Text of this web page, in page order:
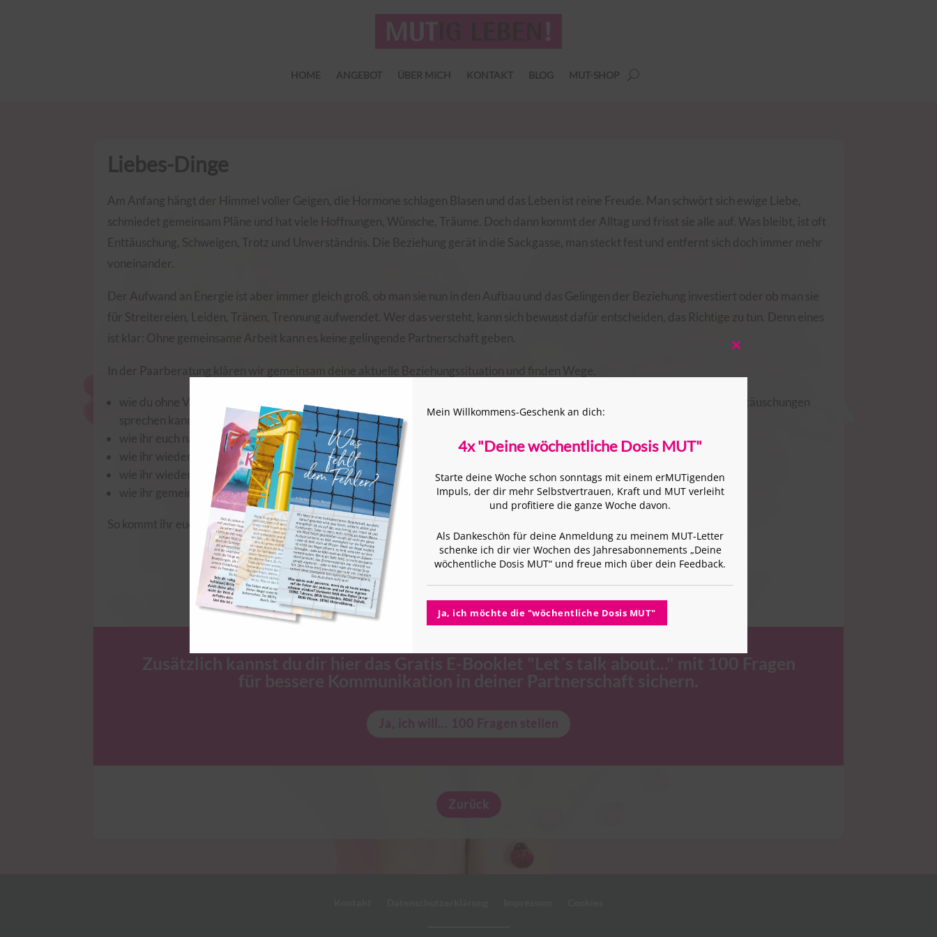
HOME ANGEBOT ÜBER MICH KONTAKT BLOG MUT-SHOP
Liebes-Dinge
Am Anfang hängt der Himmel voller Geigen, die Hormone schlagen Blasen und das Leben ist reine Freude. Man schwört sich ewige Liebe,
schmiedet gemeinsam Pläne und hat viele Hoffnungen, Wünsche, Träume. Doch dann kommt der Alltag und frisst sie alle auf. Was bleibt, ist oft
Enttäuschung, Schweigen, Trotz und Unverständnis. Die Beziehung gerät in die Sackgasse, man steckt fest und entfernt sich doch immer mehr
voneinander.
Der Aufwand an Energie ist aber immer gleich groß, ob man sie nun in den Aufbau und das Gelingen der Beziehung investiert oder ob man sie
für Streitereien, Leiden, Tränen, Trennung aufwendet. Wer das versteht, kann sich bewusst dafür entscheiden, das Richtige zu tun. Denn eines
ist klar: Ohne gemeinsame Arbeit kann es keine gelingende Partnerschaft geben.
In der Paarberatung klären wir gemeinsam deine aktuelle Beziehungssituation und finden Wege,
wie du ohne Vorwürfe und Schuldzuweisungen wieder mit deinem Partner über eure Wünsche, Ängste, Hoffnungen und Enttäuschungen
sprechen kannst,
wie ihr euch nach Verletzungen wieder verzeihen könnt,
wie ihr wieder lernen könnt zu vertrauen,
wie ihr wieder Spaß miteinander erleben könnt,
wie ihr gemeinsame Ziele entwickeln und erreichen könnt.
So kommt ihr euch wieder näher, die Beziehung wird gestärkt, die Liebe wird wieder fühl- und sichtbar.
Zum Beziehungsverbesserungs-Termin
Zusätzlich kannst du dir hier das Gratis E-Booklet "Let´s talk about..." mit 100 Fragen
für bessere Kommunikation in deiner Partnerschaft sichern.
Ja, ich will... 100 Fragen stellen
Zurück
module
Mein Willkommens-Geschenk an dich:
4x "Deine wöchentliche Dosis MUT"
Starte deine Woche schon sonntags mit einem erMUTigenden
Impuls, der dir mehr Selbstvertrauen, Kraft und MUT verleiht
und profitiere die ganze Woche davon.
Als Dankeschön für deine Anmeldung zu meinem MUT-Letter
schenke ich dir vier Wochen des Jahresabonnements „Deine
wöchentliche Dosis MUT“ und freue mich über dein Feedback.
Ja, ich möchte die "wöchentliche Dosis MUT"